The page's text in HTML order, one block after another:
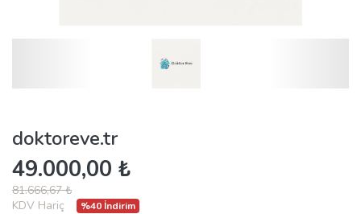
doktoreve.tr
49.000,00 ₺
81.666,67 ₺
KDV Hariç
%40 İndirim